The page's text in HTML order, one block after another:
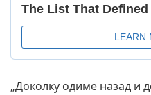
„Доколку одиме назад и